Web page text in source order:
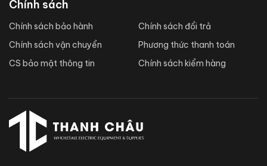
Chính sách
Chính sách bảo hành
Chính sách vận chuyển
CS bảo mật thông tin
Chính sách đổi trả
Phương thức thanh toán
Chính sách kiểm hàng